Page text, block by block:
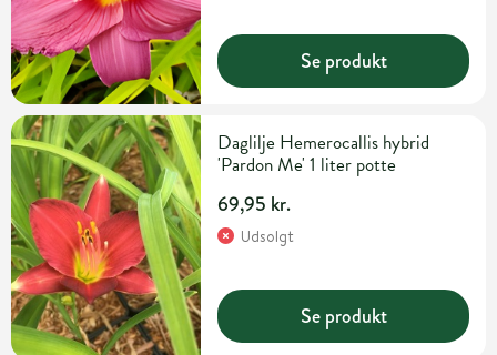
Se produkt
Daglilje Hemerocallis hybrid
'Pardon Me' 1 liter potte
69,95 kr.
Udsolgt
Se produkt